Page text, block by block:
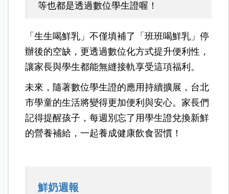
等也都是透過數位學生證喔！
「生生喝鮮乳」不僅填補了「班班喝鮮乳」停
辦後的空缺，更透過數位化方式提升便利性，
讓家長與學生都能無縫接軌享受這項福利。
未來，隨著數位學生證的應用持續擴展，台北
市學童的生活將變得更加便利與安心。家長們
記得提醒孩子，每週別忘了用學生證兌換新鮮
的營養補給，一起養成健康飲食習慣！
鮮奶週報